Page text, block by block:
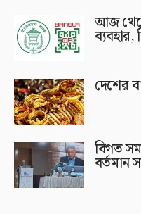
আজ
ব্যবহার,
দেশের
বিগত
বর্তমান